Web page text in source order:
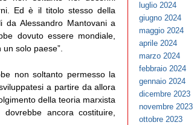
Ed è il titolo stesso della
da Alessandro Mantovani a
dovuto essere mondiale,
solo paese”.
non soltanto permesso la
a partire da allora
della teoria marxista
ancora costituire,
luglio 2024
giugno 2024
maggio 2024
aprile 2024
marzo 2024
febbraio 2024
gennaio 2024
dicembre 2023
novembre 2023
ottobre 2023